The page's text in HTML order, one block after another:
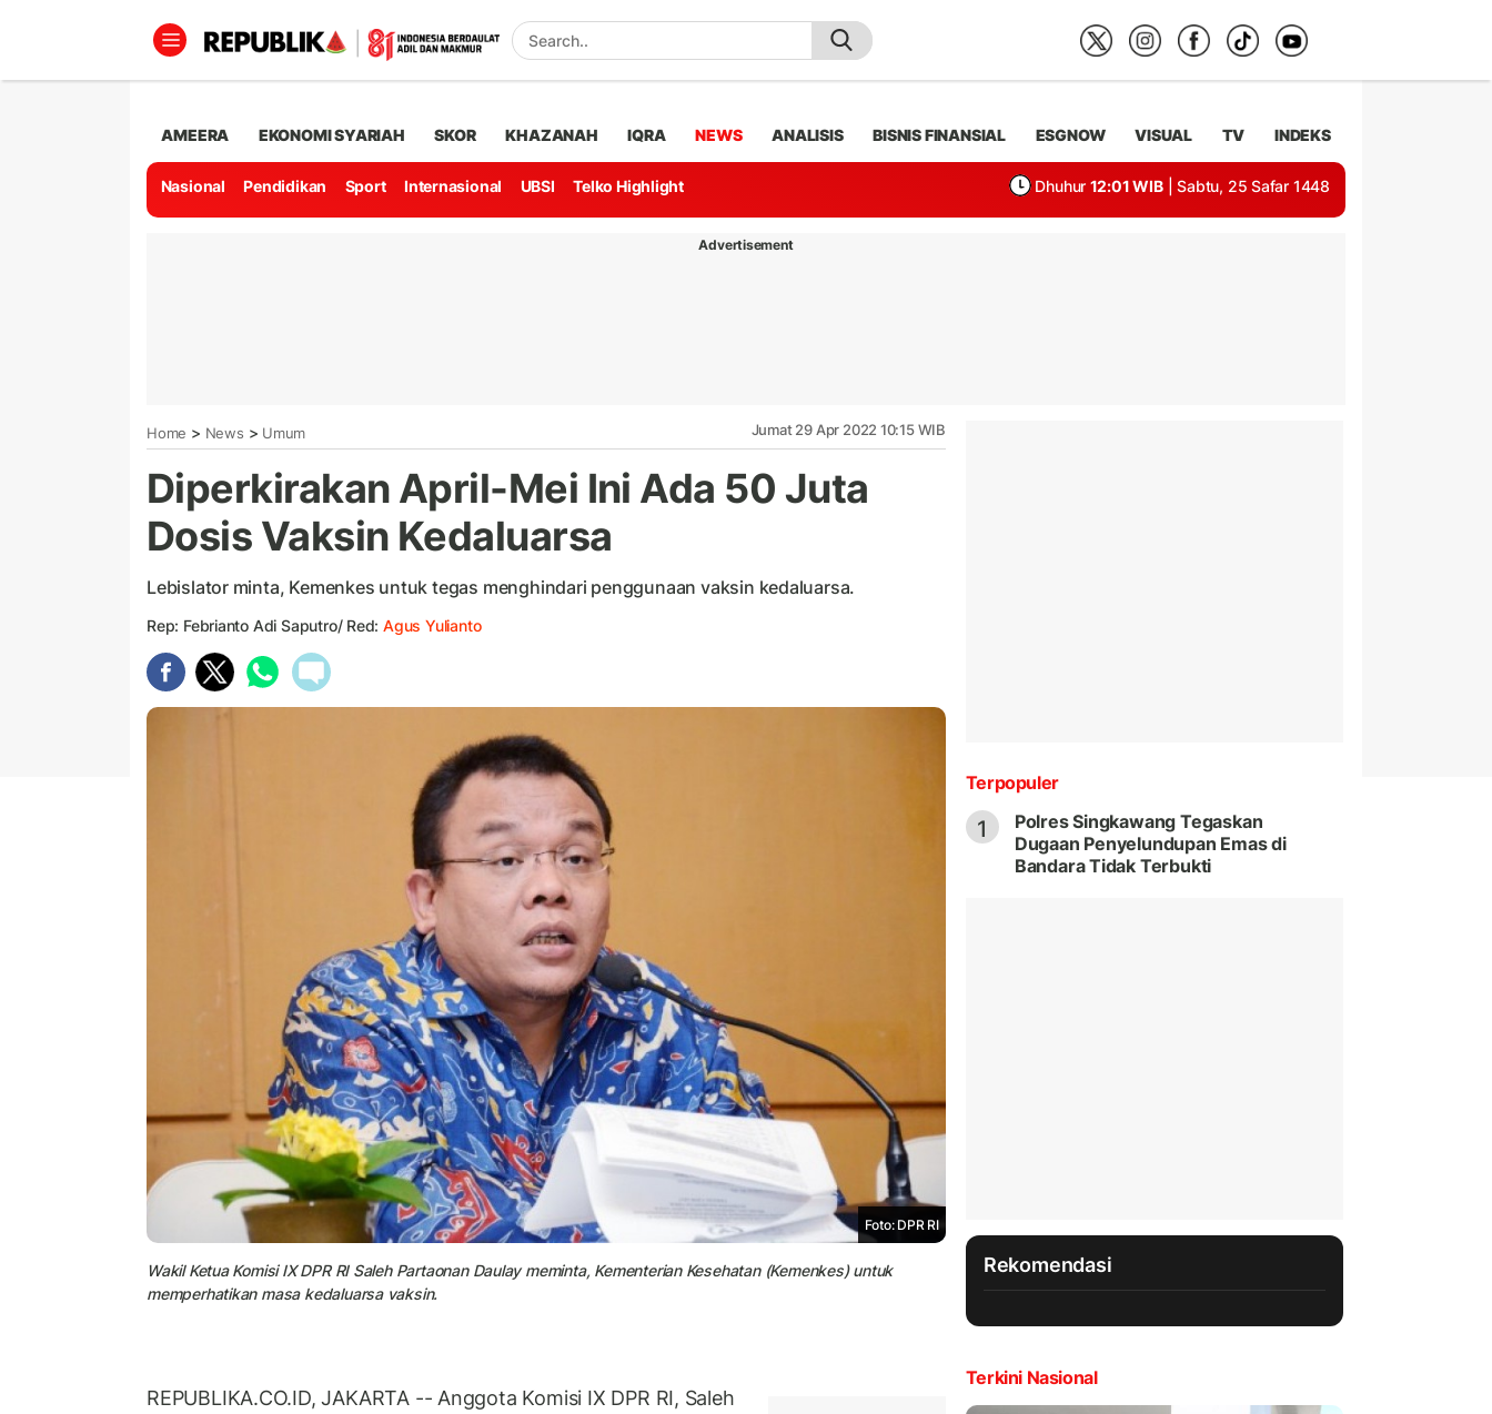
AMEERA EKONOMI SYARIAH SKOR KHAZANAH IQRA NEWS ANALISIS BISNIS FINANSIAL ESGNOW VISUAL TV INDEKS
Nasional Pendidikan Sport Internasional UBSI Telko Highlight Dhuhur 12:01 WIB | Sabtu, 25 Safar 1448
Advertisement
Home > News > Umum Jumat 29 Apr 2022 10:15 WIB
Diperkirakan April-Mei Ini Ada 50 Juta
Dosis Vaksin Kedaluarsa
Lebislator minta, Kemenkes untuk tegas menghindari penggunaan vaksin kedaluarsa.
Rep: Febrianto Adi Saputro/ Red:Agus Yulianto
Foto: DPR RI
Wakil Ketua Komisi IX DPR RI Saleh Partaonan Daulay meminta, Kementerian Kesehatan (Kemenkes) untuk
memperhatikan masa kedaluarsa vaksin.
REPUBLIKA.CO.ID, JAKARTA -- Anggota Komisi IX DPR RI, Saleh
Terpopuler
1
Polres Singkawang Tegaskan
Dugaan Penyelundupan Emas di
Bandara Tidak Terbukti
Rekomendasi
Terkini Nasional